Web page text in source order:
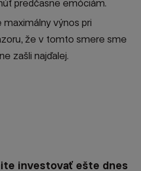
predčasne emóciám.
maximálny výnos pri
že v tomto smere sme
zašli najďalej.
investovať ešte dnes